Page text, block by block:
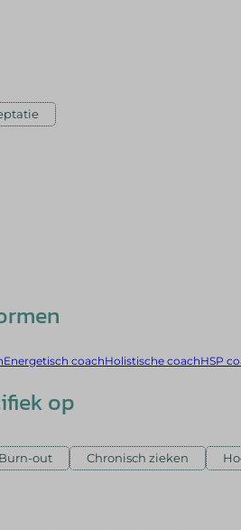
Energetisch coachHolistische coachHSP
op
Burn-out Chronisch zieken